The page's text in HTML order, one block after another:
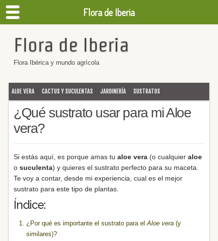
Flora de Iberia
Flora Ibérica y mundo agrícola
ALOE VERA CACTUS Y SUCULENTAS JARDINERÍA SUSTRATOS
¿Qué sustrato usar para mi Aloe
vera?
Si estás aquí, es porque amas tu aloe vera(o cualquier aloe
o suculenta) y quieres el sustrato perfecto para su maceta.
Te voy a contar, desde mi experiencia, cual es el mejor
sustrato para este tipo de plantas.
Índice:
¿Por qué es importante el sustrato para el Aloe vera(y
similares)?
Flora de Iberia